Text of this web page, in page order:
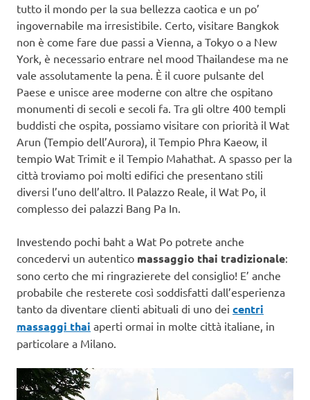
tutto il mondo per la sua bellezza caotica e un po’
ingovernabile ma irresistibile. Certo, visitare Bangkok
non è come fare due passi a Vienna, a Tokyo o a New
York, è necessario entrare nel mood Thailandese ma ne
vale assolutamente la pena. È il cuore pulsante del
Paese e unisce aree moderne con altre che ospitano
monumenti di secoli e secoli fa. Tra gli oltre 400 templi
buddisti che ospita, possiamo visitare con priorità il Wat
Arun (Tempio dell’Aurora), il Tempio Phra Kaeow, il
tempio Wat Trimit e il Tempio Mahathat. A spasso per la
città troviamo poi molti edifici che presentano stili
diversi l’uno dell’altro. Il Palazzo Reale, il Wat Po, il
complesso dei palazzi Bang Pa In.
Investendo pochi baht a Wat Po potrete anche
concedervi un autentico massaggio thai tradizionale:
sono certo che mi ringrazierete del consiglio! E’ anche
probabile che resterete così soddisfatti dall’esperienza
tanto da diventare clienti abituali di uno dei centri
massaggi thai aperti ormai in molte città italiane, in
particolare a Milano.